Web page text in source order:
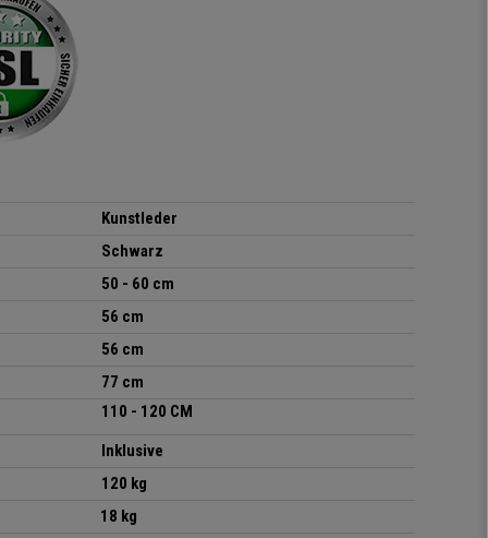
sitzt darin auch wirklich
gut! Die Sitzfläche, eine
elastisches Gewebe passt
sich der
Körperbewegung an.
Klare Kaufempfehlung!
Kunstleder
Schwarz
50 - 60 cm
56 cm
56 cm
77 cm
110 - 120 CM
Inklusive
120 kg
18 kg